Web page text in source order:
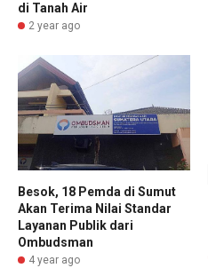
di Tanah Air
2 year ago
Besok, 18 Pemda di Sumut
Akan Terima Nilai Standar
Layanan Publik dari
Ombudsman
4 year ago